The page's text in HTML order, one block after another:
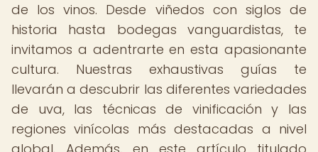
de los vinos. Desde viñedos con siglos de
historia hasta bodegas vanguardistas, te
invitamos a adentrarte en esta apasionante
cultura. Nuestras exhaustivas guías te
llevarán a descubrir las diferentes variedades
de uva, las técnicas de vinificación y las
regiones vinícolas más destacadas a nivel